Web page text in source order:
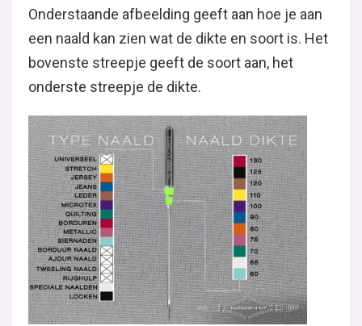
Onderstaande afbeelding geeft aan hoe je aan
een naald kan zien wat de dikte en soort is. Het
bovenste streepje geeft de soort aan, het
onderste streepje de dikte.